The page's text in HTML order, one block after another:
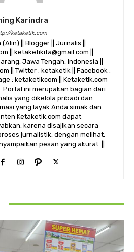
Karindra
ketaketik.com
|| Blogger || Jurnalis ||
|| ketaketikita@gmail.com ||
Jawa Tengah, Indonesia ||
|| Twitter : ketaketik || Facebook :
: ketaketikcom || Ketaketik.com
Portal ini merupakan bagian dari
yang dikelola pribadi dan
yang layak Anda simak dan
Ketaketik.com dapat
karena disajikan secara
jurnalistik, dengan melihat,
pesan yang akurat. ||